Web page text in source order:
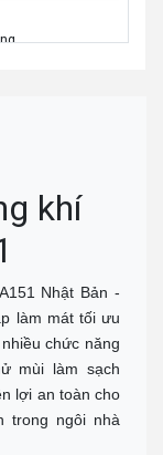
Lam Sơn - TP
Vinh
Bách Viên) TP
khí
Nhật Bản -
làm mát tối ưu
chức năng
mùi làm sạch
lợi an toàn cho
trong ngôi nhà